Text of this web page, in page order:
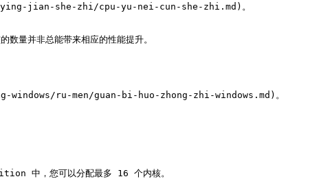
jian-she-zhi/cpu-yu-nei-cun-she-zhi.md)。
量并非总能带来相应的性能提升。
ru-men/guan-bi-huo-zhong-zhi-windows.md)。
中，您可以分配最多 16 个内核。